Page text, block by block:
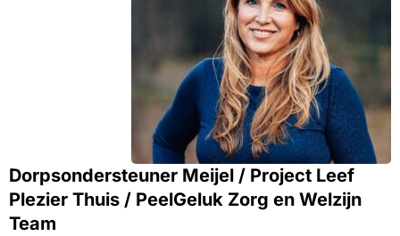
Dorpsondersteuner Meijel / Project Leef
Plezier Thuis / PeelGeluk Zorg en Welzijn
Team